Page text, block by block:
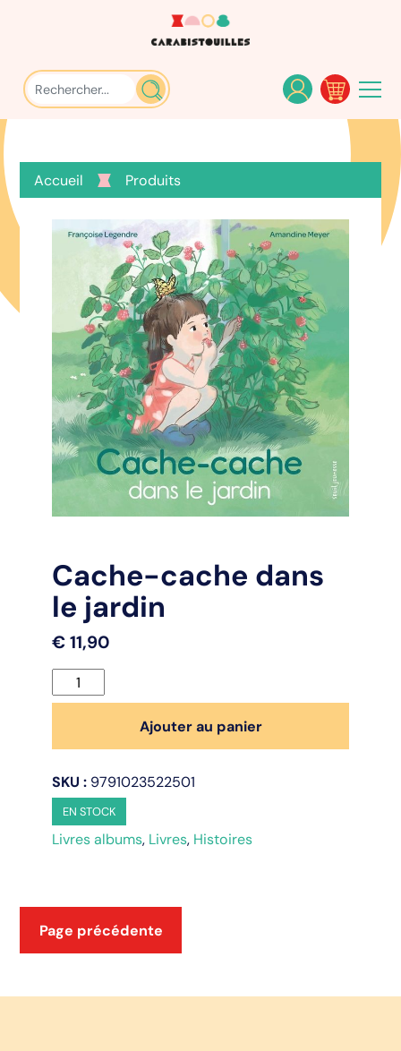
Accueil Produits
Cache-cache dans
le jardin
€ 11,90
quantité
de
le
jardin
Ajouter au panier
SKU : 9791023522501
EN STOCK
Livres albums, Livres, Histoires
Page précédente